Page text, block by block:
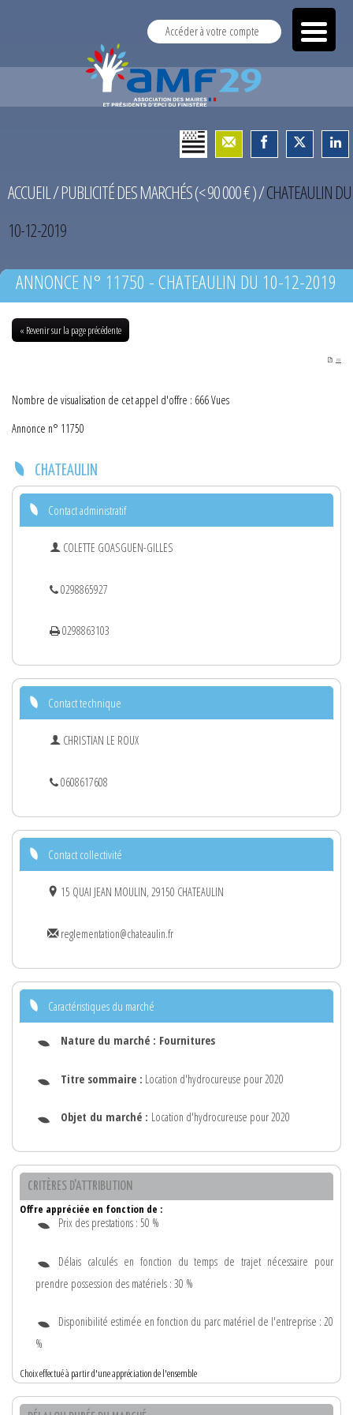
Accéder à votre compte
ACCUEIL/PUBLICITÉ DES MARCHÉS (< 90 000 € )/CHATEAULIN DU
10-12-2019
ANNONCE N° 11750 - CHATEAULIN DU 10-12-2019
« Revenir sur la page précédente
PDF
Nombre de visualisation de cet appel d'offre : 666 Vues
Annonce n° 11750
CHATEAULIN
Contact administratif
COLETTE GOASGUEN-GILLES
0298865927
0298863103
Contact technique
CHRISTIAN LE ROUX
0608617608
Contact collectivité
15 QUAI JEAN MOULIN, 29150 CHATEAULIN
reglementation@chateaulin.fr
Caractéristiques du marché
Nature du marché : Fournitures
Titre sommaire : Location d'hydrocureuse pour 2020
Objet du marché : Location d'hydrocureuse pour 2020
CRITÈRES D'ATTRIBUTION
Offre appréciée en fonction de :
Prix des prestations : 50 %
Délais calculés en fonction du temps de trajet nécessaire pour
prendre possession des matériels : 30 %
Disponibilité estimée en fonction du parc matériel de l'entreprise : 20
%
Choix effectué à partir d'une appréciation de l'ensemble